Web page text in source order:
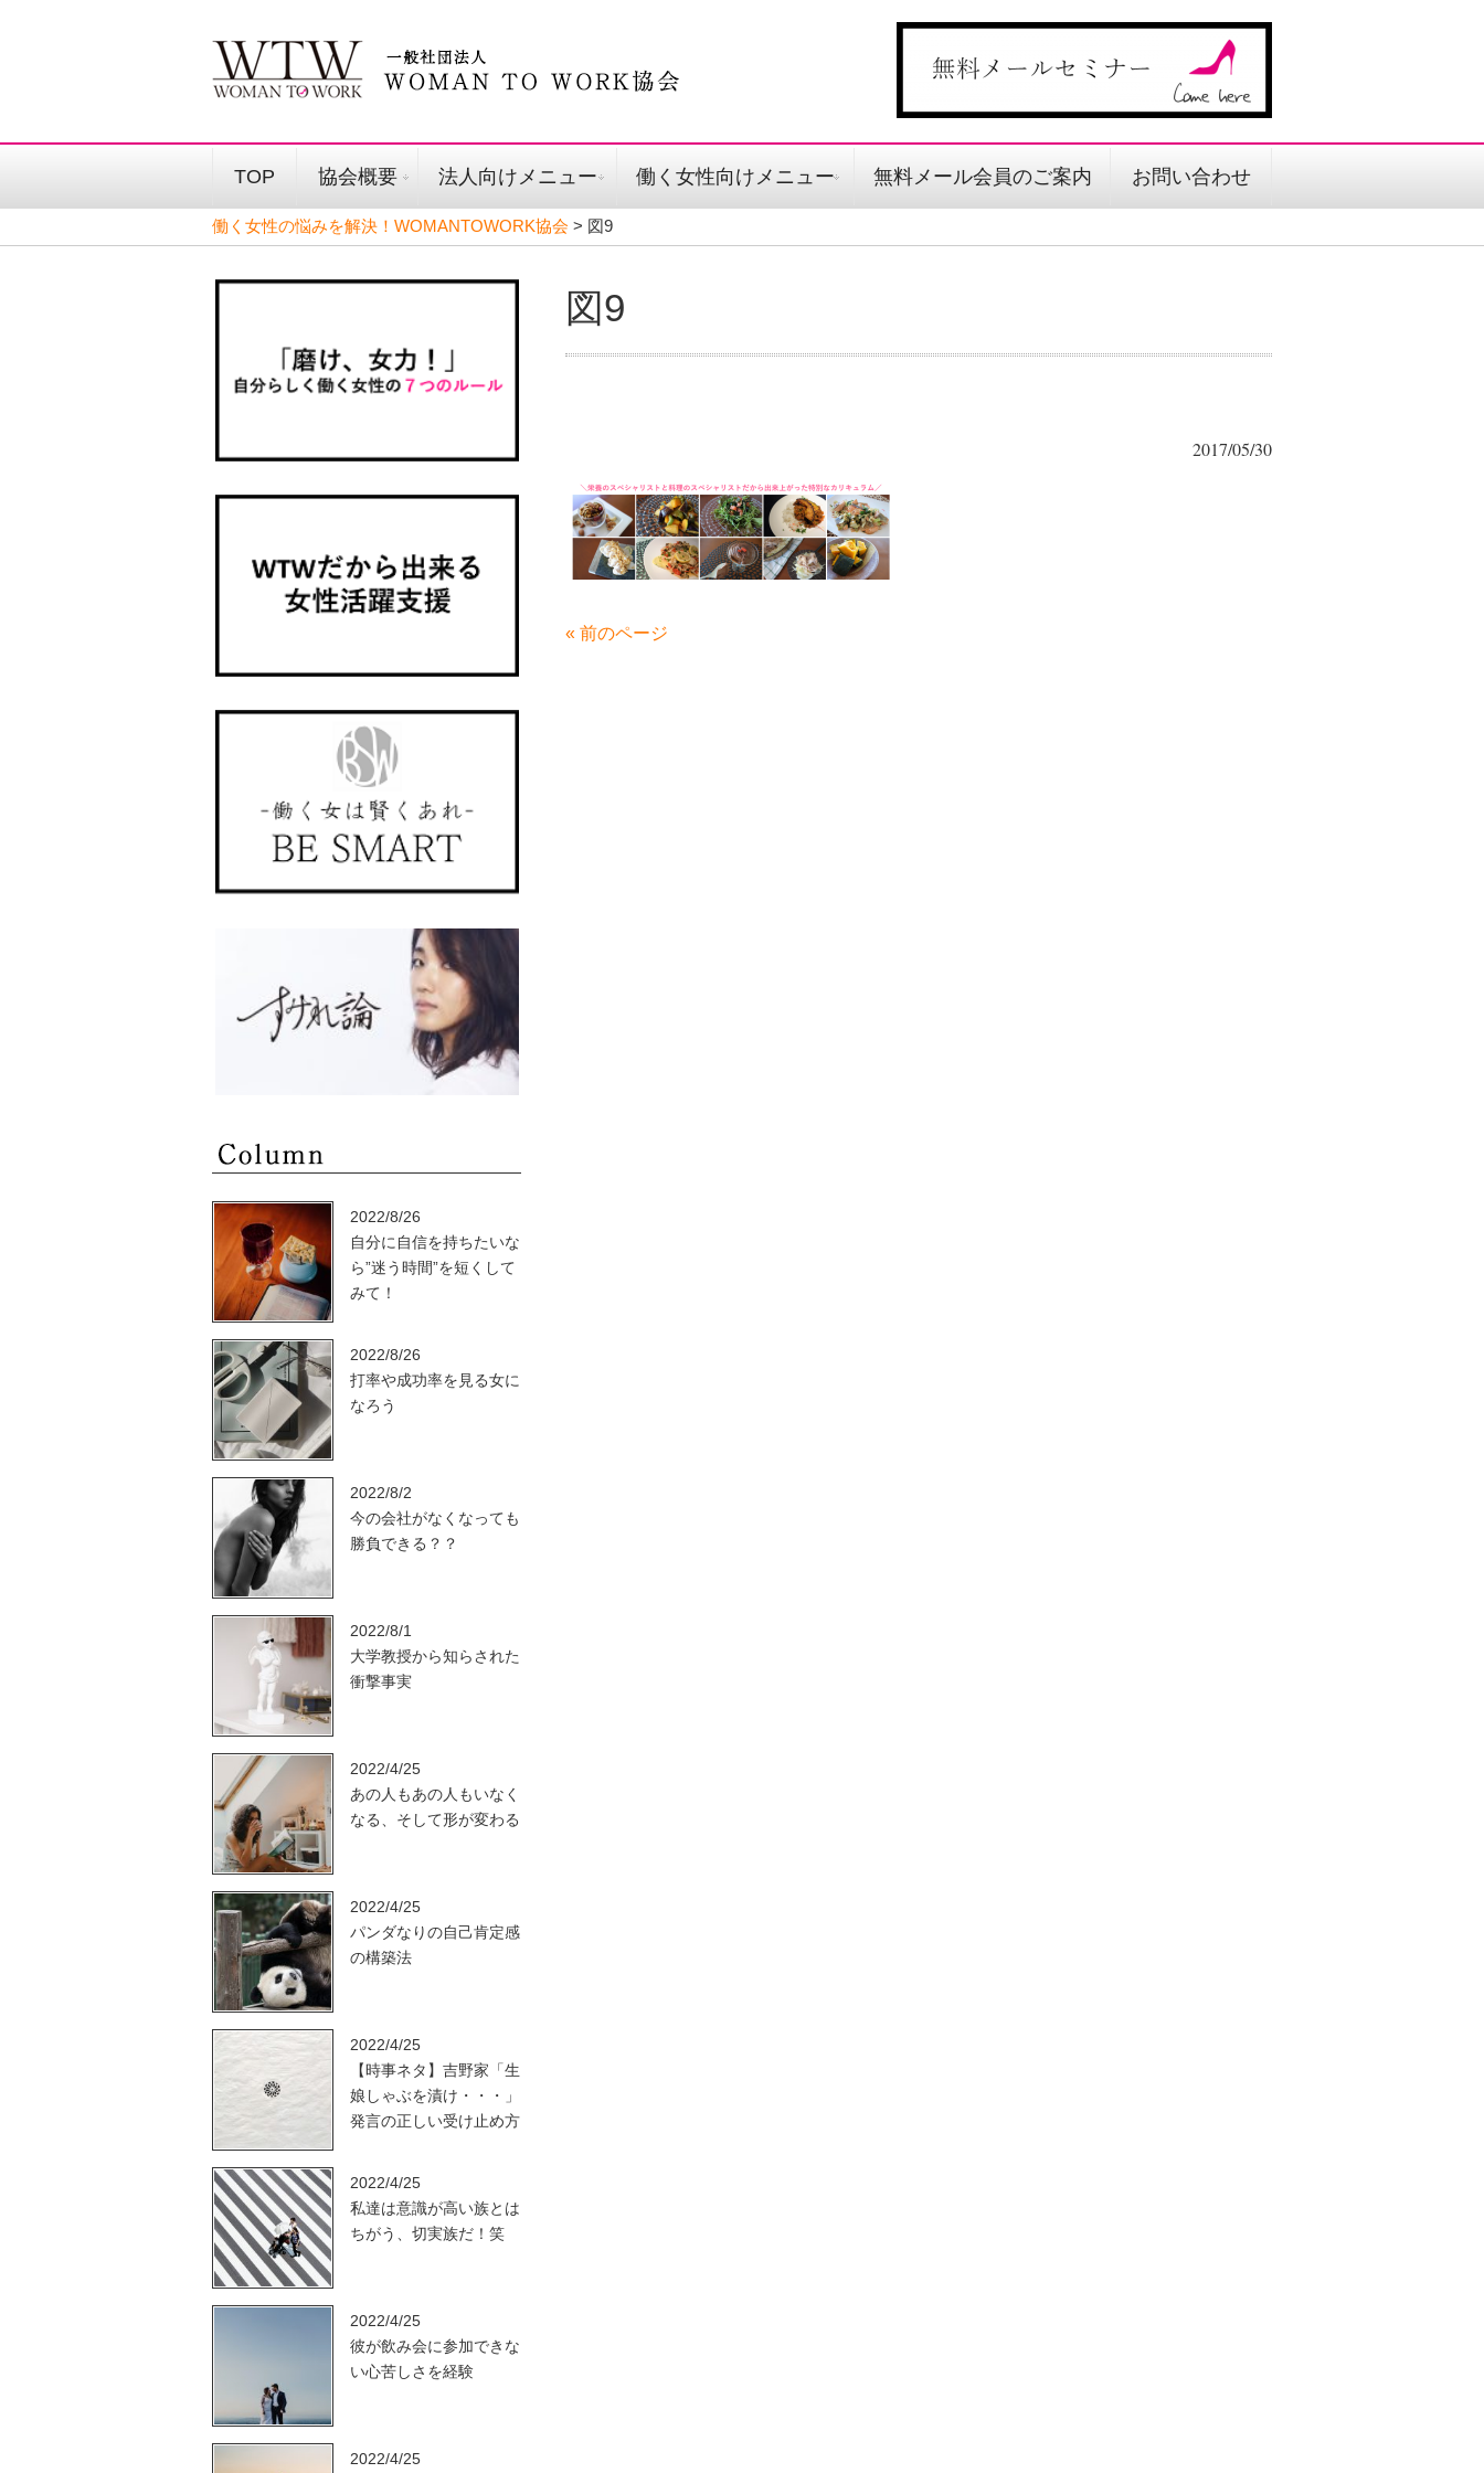
TOP 協会概要 法人向けメニュー 働く女性向けメニュー 無料メール会員のご案内 お問い合わせ
働く女性の悩みを解決！WOMANTOWORK協会 > 図9
図9
2017/05/30
« 前のページ
2022/8/26
自分に自信を持ちたいな
ら”迷う時間”を短くして
みて！
2022/8/26
打率や成功率を見る女に
なろう
2022/8/2
今の会社がなくなっても
勝負できる？？
2022/8/1
大学教授から知らされた
衝撃事実
2022/4/25
あの人もあの人もいなく
なる、そして形が変わる
2022/4/25
パンダなりの自己肯定感
の構築法
2022/4/25
【時事ネタ】吉野家「生
娘しゃぶを漬け・・・」
発言の正しい受け止め方
2022/4/25
私達は意識が高い族とは
ちがう、切実族だ！笑
2022/4/25
彼が飲み会に参加できな
い心苦しさを経験
2022/4/25